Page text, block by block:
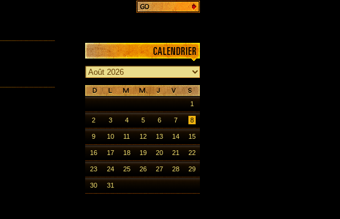
1
2 3 4 5 6 7 8
9 10 11 12 13 14 15
16 17 18 19 20 21 22
23 24 25 26 27 28 29
30 31